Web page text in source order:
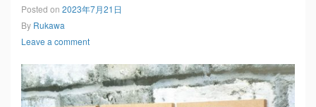
Posted on 2023年7月21日
By Rukawa
Leave a comment